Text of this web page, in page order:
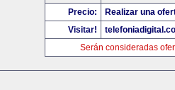
Precio:
Realizar una
Visitar!
Serán consideradas